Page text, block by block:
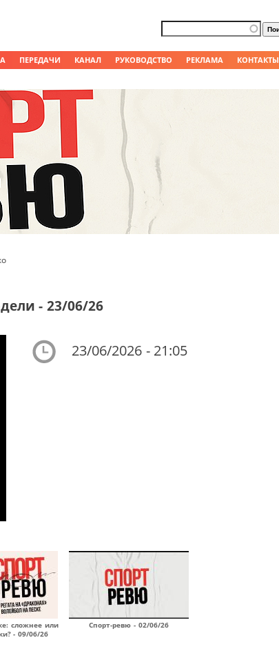
ПЕРЕДАЧИ КАНАЛ РУКОВОДСТВО РЕКЛАМА КОНТАКТЫ
Форма поиска
Поиск
- 23/06/26
23/06/2026 - 21:05
сложнее или
- 09/06/26
Спорт-ревю - 02/06/26